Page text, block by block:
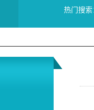
热门搜